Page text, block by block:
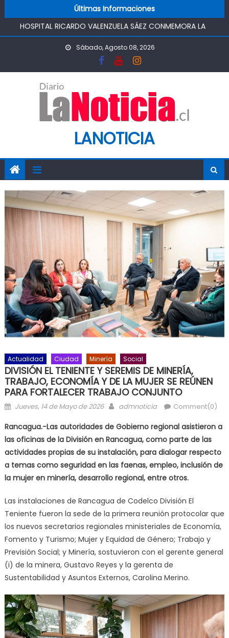
Últimas Informaciones
HOSPITAL RICARDO VALENZUELA SÁEZ CONMEMORA LA
SEMANA MUNDIAL DE LA LACTANCIA MATERNA
PROMOVIENDO UN COMIENZO DE VIDA SALUDABLE
IMPULSA AGUA DE AGROSUPER PERMITIRÁ LA
CONSTRUCCIÓN DE POZO DEL SSR CALIFORNIA Y
FORTALECERA EL ABASTECIMIENTO DE AGUA POTABLE DE LA
COMUNIDAD
MINISTRO DE AGRICULTURA REALIZA GIRA POR CINCO
REGIONES PARA MONITOREAR EFECTOS DEL SISTEMA
FRONTAL Y APOYAR AL SECTOR AGRÍCOLA
PASO PEHUENCHE AVANZA COMO ALTERNATIVA
SIGUEN LOS CIERRES DE PROSTÍBULOS CLANDESTINOS EN
RANCAGUA: NUEVO OPERATIVO DEJA UN RECINTO
CLAUSURADO Y OTRO CON PROHIBICIÓN DE
FUNCIONAMIENTO
Sábado, Agosto 08, 2026
LANOTICIA
Actualidad Ciudad Minería Social
DIVISIÓN EL TENIENTE Y SEREMIS DE MINERÍA,
TRABAJO, ECONOMÍA Y DE LA MUJER SE REÚNEN
PARA FORTALECER TRABAJO CONJUNTO
Posted on
Jueves, 14 de Mayo de 2026 Author
admnoticia Comment(0)
Rancagua.-Las autoridades de Gobierno regional asistieron a
las oficinas de la División en Rancagua, como parte de las
actividades propias de su instalación, para dialogar respecto
a temas como seguridad en las faenas, empleo, inclusión de
la mujer en minería, desarrollo regional, entre otros.
Las instalaciones de Rancagua de Codelco División El
Teniente fueron la sede de la primera reunión protocolar que
los nuevos secretarios regionales ministeriales de Economía,
Fomento y Turismo; Mujer y Equidad de Género; Trabajo y
Previsión Social; y Minería, sostuvieron con el gerente general
(i) de la minera, Gustavo Reyes y la gerenta de
Sustentabilidad y Asuntos Externos, Carolina Merino.